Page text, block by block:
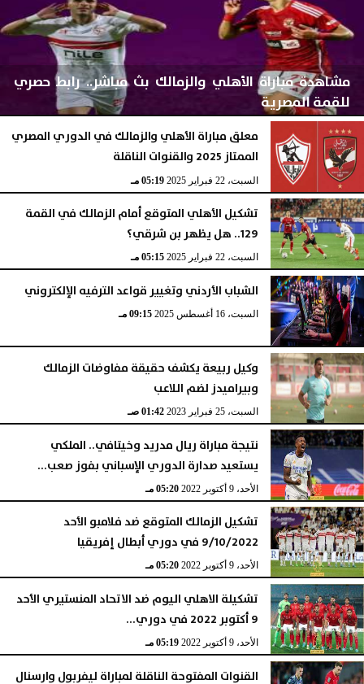
مشاهدة مباراة الأهلي والزمالك بث مباشر.. رابط حصري
للقمة المصرية
السبت، 22 فبراير 2025 05:21 مـ
معلق مباراة الأهلي والزمالك في الدوري المصري
الممتاز 2025 والقنوات الناقلة
السبت، 22 فبراير 2025 05:19 مـ
تشكيل الأهلي المتوقع أمام الزمالك في القمة
129.. هل يظهر بن شرقي؟
السبت، 22 فبراير 2025 05:15 مـ
الشباب الأردني وتغيير قواعد الترفيه الإلكتروني
السبت، 16 أغسطس 2025 09:15 مـ
وكيل ربيعة يكشف حقيقة مفاوضات الزمالك
وبيراميدز لضم اللاعب
السبت، 25 فبراير 2023 01:42 صـ
نتيجة مباراة ريال مدريد وخيتافي.. الملكي
يستعيد صدارة الدوري الإسباني بفوز صعب...
الأحد، 9 أكتوبر 2022 05:20 مـ
تشكيل الزمالك المتوقع ضد فلامبو الأحد
9/10/2022 في دوري أبطال إفريقيا
الأحد، 9 أكتوبر 2022 05:20 مـ
تشكيلة الاهلي اليوم ضد الاتحاد المنستيري الأحد
9 أكتوبر 2022 في دوري...
الأحد، 9 أكتوبر 2022 05:19 مـ
القنوات المفتوحة الناقلة لمباراة ليفربول وارسنال